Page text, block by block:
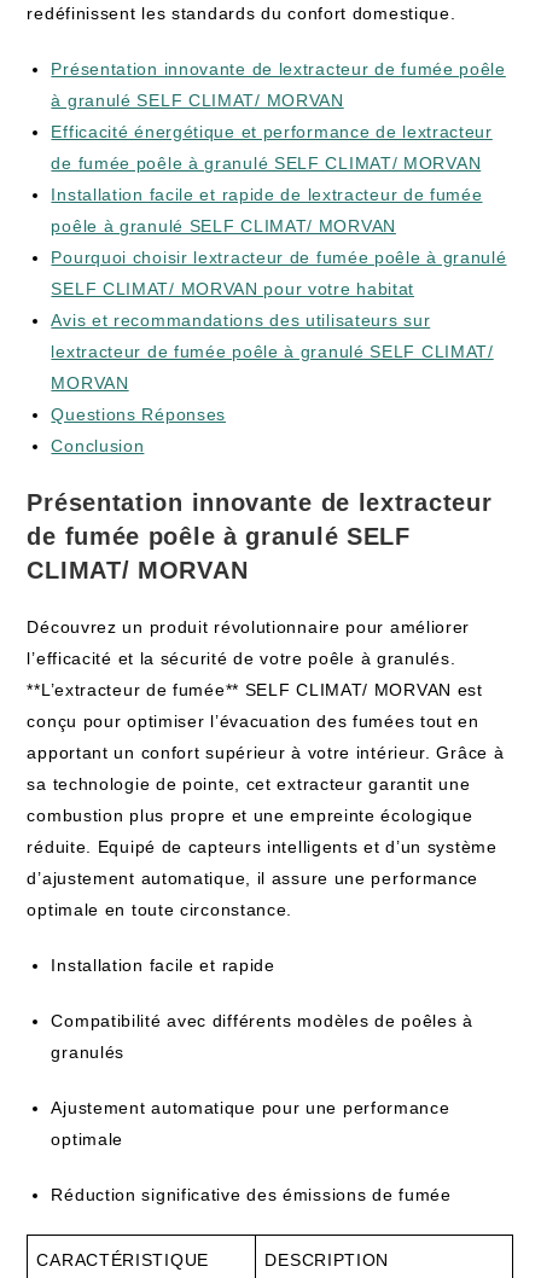
redéfinissent les standards du confort domestique.
Présentation innovante de lextracteur de fumée poêle
à granulé SELF CLIMAT/ MORVAN
Efficacité énergétique et performance de lextracteur
de fumée poêle à granulé SELF CLIMAT/ MORVAN
Installation facile et rapide de lextracteur de fumée
poêle à granulé SELF CLIMAT/ MORVAN
Pourquoi choisir lextracteur de fumée poêle à granulé
SELF CLIMAT/ MORVAN pour votre habitat
Avis et recommandations des utilisateurs sur
lextracteur de fumée poêle à granulé SELF CLIMAT/
MORVAN
Questions Réponses
Conclusion
Présentation innovante de lextracteur
de fumée poêle à granulé SELF
CLIMAT/ MORVAN
Découvrez un produit révolutionnaire pour améliorer
l’efficacité et la sécurité de votre poêle à granulés.
**L’extracteur de fumée** SELF CLIMAT/ MORVAN est
conçu pour optimiser l’évacuation des fumées tout en
apportant un confort supérieur à votre intérieur. Grâce à
sa technologie de pointe, cet extracteur garantit une
combustion plus propre et une empreinte écologique
réduite. Equipé de capteurs intelligents et d’un système
d’ajustement automatique, il assure une performance
optimale en toute circonstance.
Installation facile et rapide
Compatibilité avec différents modèles de poêles à
granulés
Ajustement automatique pour une performance
optimale
Réduction significative des émissions de fumée
CARACTÉRISTIQUE DESCRIPTION